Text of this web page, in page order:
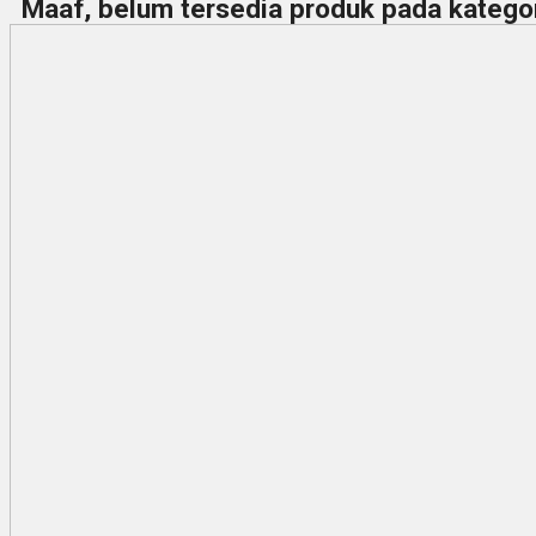
Maaf, belum tersedia produk pada